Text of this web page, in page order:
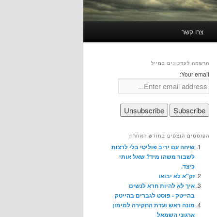
צרו קשר
הרשמה לעדכונים במייל
Your email:
הפוסטים הנצפים בחודש האחרון
שיחה עם יריב פוליטי בלי לרצות
לשבור משהו מיד? שאל אותי
כיצד.
זק"א לא יבואו
איך לא להיות חרא לנשים
בהייטק - פוסט לגברים בהייטק
מונה ראש ועדת החקירה למימון
ארגוני השמאל